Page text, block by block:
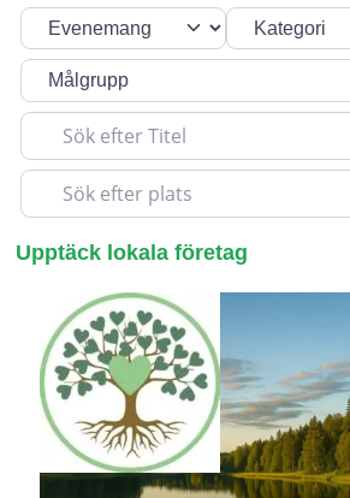
Välj söktyp Kategori
Sök efter Titel
Sök efter plats
Upptäck lokala företag